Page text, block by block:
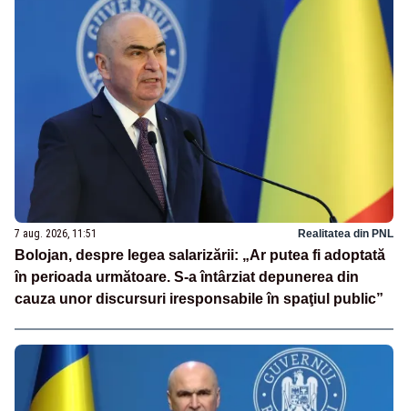
7 aug. 2026, 11:51 Realitatea din PNL
Bolojan, despre legea salarizării: „Ar putea fi adoptată
în perioada următoare. S-a întârziat depunerea din
cauza unor discursuri iresponsabile în spaţiul public”